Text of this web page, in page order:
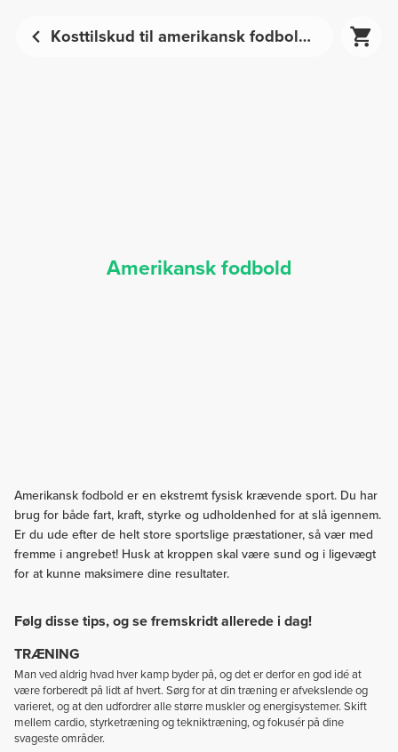
Kosttilskud til amerikansk fodbold – Sportsernæring | Prozis
Amerikansk fodbold
Amerikansk fodbold er en ekstremt fysisk krævende sport. Du har
brug for både fart, kraft, styrke og udholdenhed for at slå igennem.
Er du ude efter de helt store sportslige præstationer, så vær med
fremme i angrebet! Husk at kroppen skal være sund og i ligevægt
for at kunne maksimere dine resultater.
Følg disse tips, og se fremskridt allerede i dag!
TRÆNING
Man ved aldrig hvad hver kamp byder på, og det er derfor en god idé at
være forberedt på lidt af hvert. Sørg for at din træning er afvekslende og
varieret, og at den udfordrer alle større muskler og energisystemer. Skift
mellem cardio, styrketræning og tekniktræning, og fokusér på dine
svageste områder.